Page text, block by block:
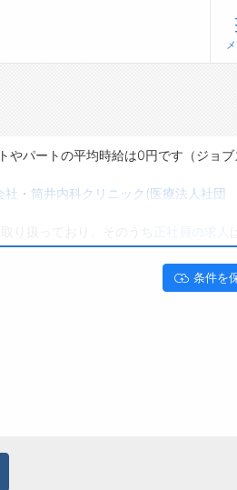
ジョブズゴーについて
会社概要
やパートの平均時給は0円です（ジョブ
社 ・ 筒井内科クリニック(医療法人社団
り扱っており、そのうち
可能です。 新潟県新潟市中央区で薬剤
条件を